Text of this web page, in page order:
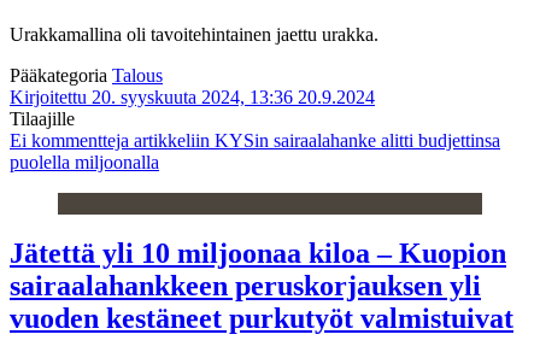
Urakkamallina oli tavoitehintainen jaettu urakka.
Pääkategoria Talous
Kirjoitettu 20. syyskuuta 2024, 13:36 20.9.2024
Tilaajille
Ei kommentteja artikkeliin KYSin sairaalahanke alitti budjettinsa
puolella miljoonalla
Jätettä yli 10 miljoonaa kiloa – Kuopion
sairaalahankkeen peruskorjauksen yli
vuoden kestäneet purkutyöt valmistuivat